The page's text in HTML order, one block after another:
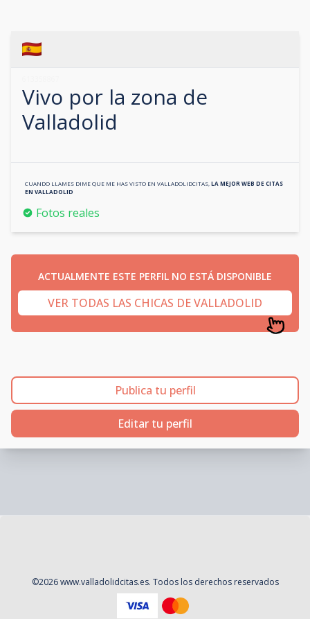
Vivo por la zona de
Valladolid
CUANDO LLAMES DIME QUE ME HAS VISTO EN VALLADOLIDCITAS LA MEJOR WEB DE CITAS
EN VALLADOLID
Fotos reales
ACTUALMENTE ESTE PERFIL NO ESTÁ DISPONIBLE
VER TODAS LAS CHICAS DE VALLADOLID
Publica tu perfil
Editar tu perfil
©2026 www.valladolidcitas.es. Todos los derechos reservados